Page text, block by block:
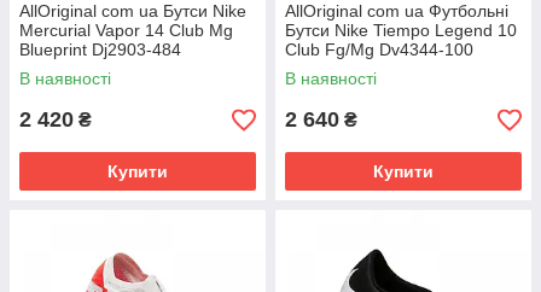
AllOriginal com ua Бутси Nike
Mercurial Vapor 14 Club Mg
Blueprint Dj2903-484
(Оригінал) РОЗМІРИ
ЗАПИТУЙТЕ
В наявності
2 420 ₴
Купити
AllOriginal com ua Футбольні
Бутси Nike Tiempo Legend 10
Club Fg/Mg Dv4344-100
(Оригінал) РОЗМІРИ
ЗАПИТУЙТЕ
В наявності
2 640 ₴
Купити